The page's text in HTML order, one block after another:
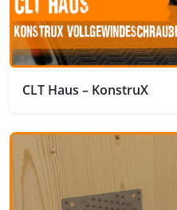
CLT Haus – KonstruX